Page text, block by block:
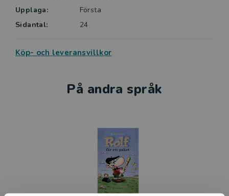
Upplaga:
Första
Sidantal:
24
Köp- och leveransvillkor
På andra språk